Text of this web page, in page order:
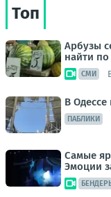
Топ
Арбузы
найти
СМИ
В
ПАБЛИКИ
Самые
Эмоции